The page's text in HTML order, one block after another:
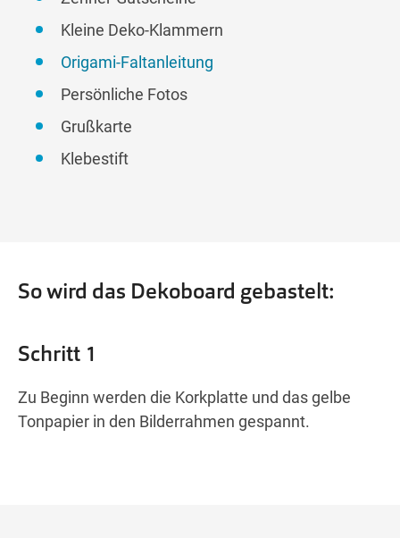
Kleine Deko-Klammern
Origami-Faltanleitung
Persönliche Fotos
Grußkarte
Klebestift
So wird das Dekoboard gebastelt:
Schritt 1
Zu Beginn werden die Korkplatte und das gelbe
Tonpapier in den Bilderrahmen gespannt.